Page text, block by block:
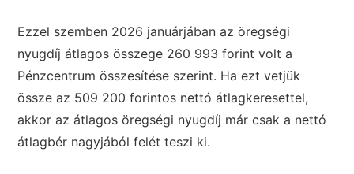
Ezzel szemben 2026 januárjában az öregségi
nyugdíj átlagos összege 260 993 forint volt a
Pénzcentrum összesítése szerint. Ha ezt vetjük
össze az 509 200 forintos nettó átlagkeresettel,
akkor az átlagos öregségi nyugdíj már csak a nettó
átlagbér nagyjából felét teszi ki.